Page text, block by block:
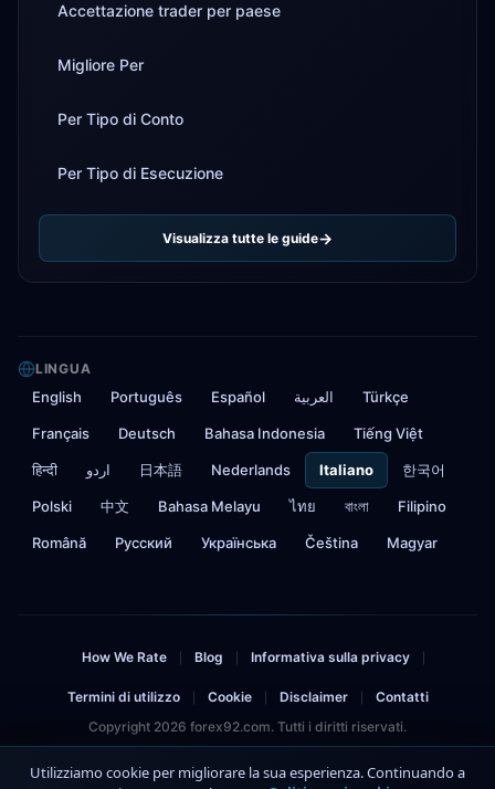
Accettazione trader per paese
Migliore Per
Per Tipo di Conto
Per Tipo di Esecuzione
Visualizza tutte le guide
LINGUA
English Português Español العربية Türkçe
Français Deutsch Bahasa Indonesia Tiếng Việt
हिन्दी اردو 日本語 Nederlands Italiano 한국어
Polski 中文 Bahasa Melayu ไทย বাংলা Filipino
Română Русский Українська Čeština Magyar
How We Rate Blog Informativa sulla privacy
Termini di utilizzo Cookie Disclaimer
Contatti
Copyright 2026 forex92.com. Tutti i diritti riservati.
Avviso di rischio: Il trading di forex e CFD comporta un rischio significativo e può
comportare la perdita del capitale investito. Non dovrebbe investire più di
Utilizziamo cookie per migliorare la sua esperienza. Continuando a